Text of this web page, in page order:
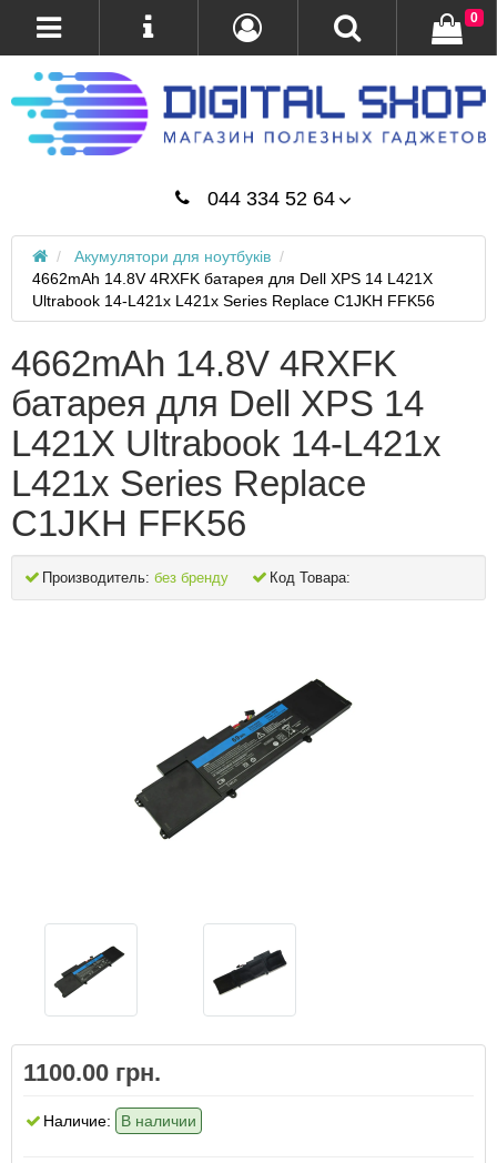
044 334 52 64
0
Акумулятори для ноутбуків
4662mAh 14.8V 4RXFK батарея для Dell XPS 14 L421X
Ultrabook 14-L421x L421x Series Replace C1JKH FFK56
4662mAh 14.8V 4RXFK
батарея для Dell XPS 14
L421X Ultrabook 14-L421x
L421x Series Replace
C1JKH FFK56
Производитель: без бренду Код Товара:
1100.00 грн.
Наличие: В наличии